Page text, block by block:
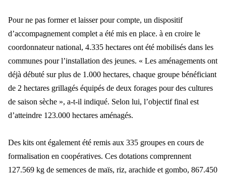
Pour ne pas former et laisser pour compte, un dispositif
d’accompagnement complet a été mis en place. à en croire le
coordonnateur national, 4.335 hectares ont été mobilisés dans les
communes pour l’installation des jeunes. « Les aménagements ont
déjà débuté sur plus de 1.000 hectares, chaque groupe bénéficiant
de 2 hectares grillagés équipés de deux forages pour des cultures
de saison sèche », a-t-il indiqué. Selon lui, l’objectif final est
d’atteindre 123.000 hectares aménagés.
Des kits ont également été remis aux 335 groupes en cours de
formalisation en coopératives. Ces dotations comprennent
127.569 kg de semences de maïs, riz, arachide et gombo, 867.450